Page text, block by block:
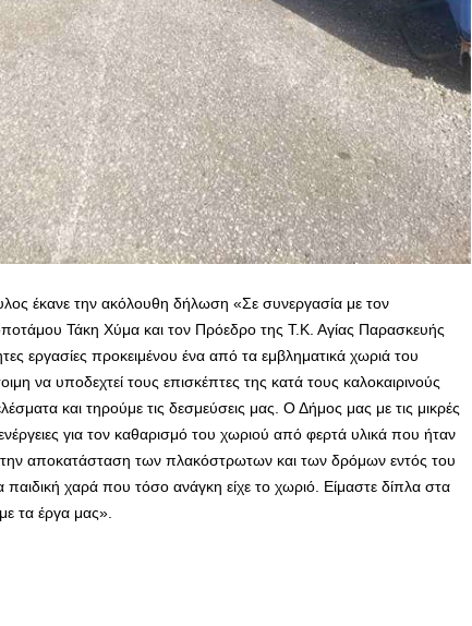
έκανε την ακόλουθη δήλωση «Σε συνεργασία με τον
Τάκη Χύμα και τον Πρόεδρο της Τ.Κ. Αγίας Παρασκευής
εργασίες προκειμένου ένα από τα εμβληματικά χωριά του
να υποδεχτεί τους επισκέπτες της κατά τους καλοκαιρινούς
και τηρούμε τις δεσμεύσεις μας. Ο Δήμος μας με τις μικρές
για τον καθαρισμό του χωριού από φερτά υλικά που ήταν
την αποκατάσταση των πλακόστρωτων και των δρόμων εντός του
χαρά που τόσο ανάγκη είχε το χωριό. Είμαστε δίπλα στα
τα έργα μας».